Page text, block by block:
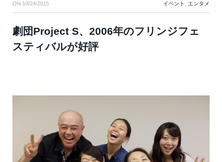
ON 10/24/2015 イベント エンタメ
劇団Project S、2006年のフリンジフェ
スティバルが好評